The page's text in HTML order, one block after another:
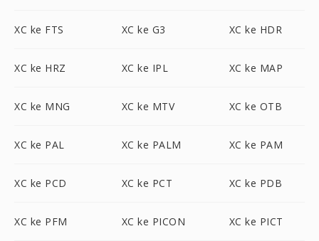
XC ke FTS XC ke G3 XC ke HDR
XC ke HRZ XC ke IPL XC ke MAP
XC ke MNG XC ke MTV XC ke OTB
XC ke PAL XC ke PALM XC ke PAM
XC ke PCD XC ke PCT XC ke PDB
XC ke PFM XC ke PICON XC ke PICT